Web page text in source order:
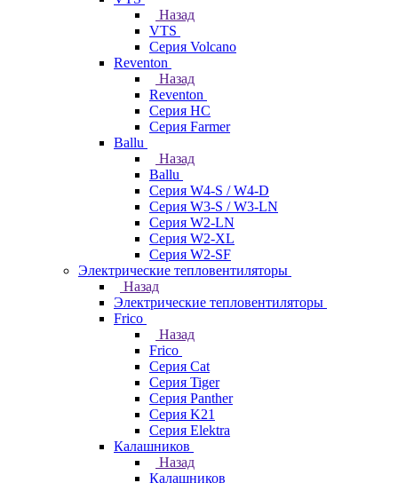
Назад
VTS
Серия Volcano
Reventon
Назад
Reventon
Серия HC
Серия Farmer
Ballu
Назад
Ballu
Серия W4-S / W4-D
Серия W3-S / W3-LN
Серия W2-LN
Серия W2-XL
Серия W2-SF
Электрические тепловентиляторы
Назад
Электрические тепловентиляторы
Frico
Назад
Frico
Серия Cat
Серия Tiger
Серия Panther
Серия K21
Серия Elektra
Калашников
Назад
Калашников